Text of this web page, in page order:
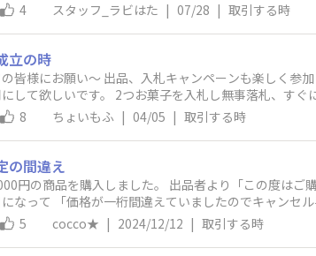
4 スタッフ_ラビはた | 07/28 | 取引する時
立の時
皆様にお願い〜 出品、入札キャンペーンも楽しく参
して欲しいです。 2つお菓子を入札し無事落札、す
まま期限も過ぎて不成立です。 使おうと思ったポイントも期限があるし。 この場合
からは評価が入れられれば「落札しても連絡なく、
スもつかずですし。泣き寝入りしてブラックリストに入れました。
品して、実際は取引しないという感じです。不成立何
8 ちょいもふ | 04/05 | 取引する時
の間違え
円の商品を購入しました。 出品者より「この度はご購
って 「価格が一桁間違えていましたのでキャンセル手続きをお願いしま
いけないの？」と う～～ん、金額が金額なので・・・ それと私はほぼ出品者側なので 設定した以上はその金額で発
送するつもりですが。 こういう場合はどうなるのでしょうか？
5 cocco★ | 2024/12/12 | 取引する時